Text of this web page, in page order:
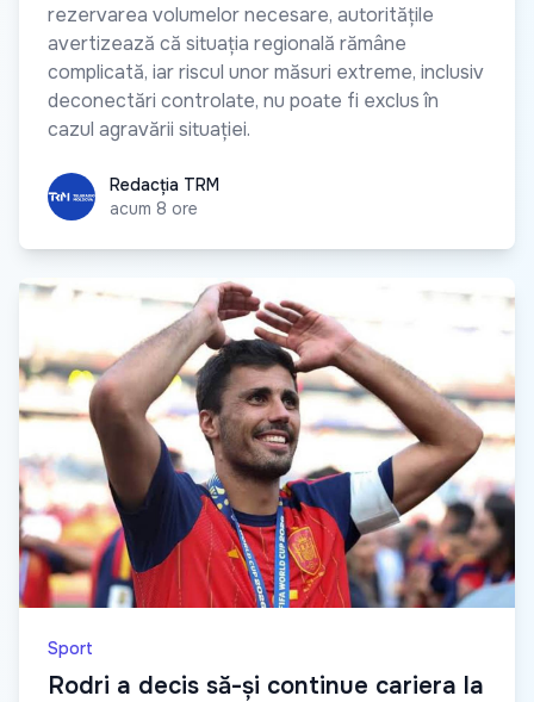
rezervarea volumelor necesare, autoritățile
avertizează că situația regională rămâne
complicată, iar riscul unor măsuri extreme, inclusiv
deconectări controlate, nu poate fi exclus în
cazul agravării situației.
Redacția TRM
Redacția TRM
acum 8 ore
Sport
Rodri a decis să-și continue cariera la